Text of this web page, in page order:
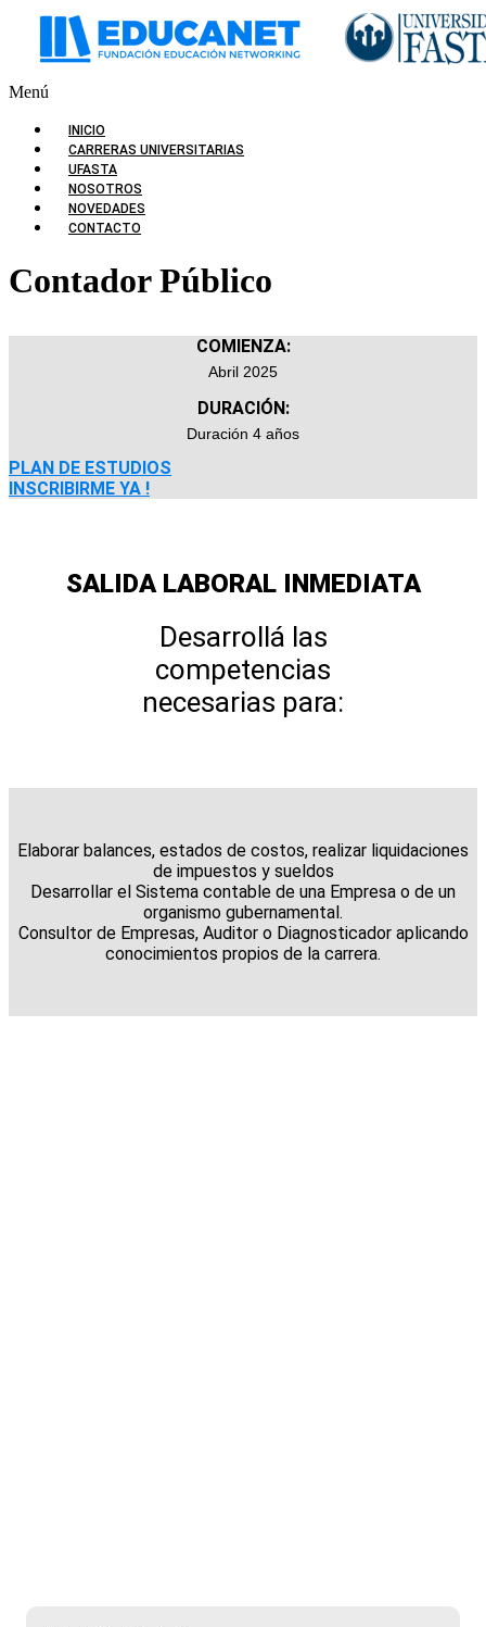
Menú
INICIO
CARRERAS UNIVERSITARIAS
UFASTA
NOSOTROS
NOVEDADES
CONTACTO
Contador Público
COMIENZA:
Abril 2025
DURACIÓN:
Duración 4 años
PLAN DE ESTUDIOS
INSCRIBIRME YA !
SALIDA LABORAL INMEDIATA
Desarrollá las
competencias
necesarias para:
Elaborar balances, estados de costos, realizar liquidaciones
de impuestos y sueldos
Desarrollar el Sistema contable de una Empresa o de un
organismo gubernamental.
Consultor de Empresas, Auditor o Diagnosticador aplicando
conocimientos propios de la carrera.